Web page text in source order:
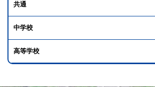
共通
中学校
高等学校